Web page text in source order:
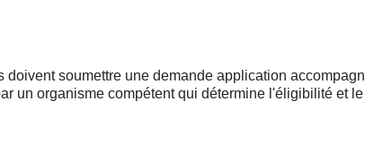
doivent soumettre une demande application
un organisme compétent qui détermine l'éligibilité et